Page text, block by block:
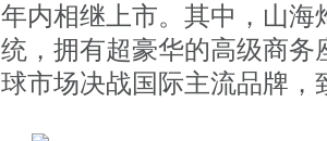
年内相继上市。其中，山海
统，拥有超豪华的高级商
球市场决战国际主流品牌